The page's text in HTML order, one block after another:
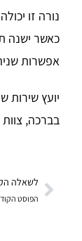
נורה זו
כאשר ישנה
אפשרות
יועץ שירות
בברכה, צוות הילוך
לשאלה
הפוסט